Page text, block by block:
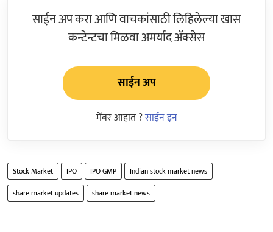
साईन अप करा आणि वाचकांसाठी लिहिलेल्या खास
कन्टेन्टचा मिळवा अमर्याद ॲक्सेस
साईन अप
मेंबर आहात ?साईन इन
Stock Market IPO IPO GMP
Indian stock market news
share market updates
share market news